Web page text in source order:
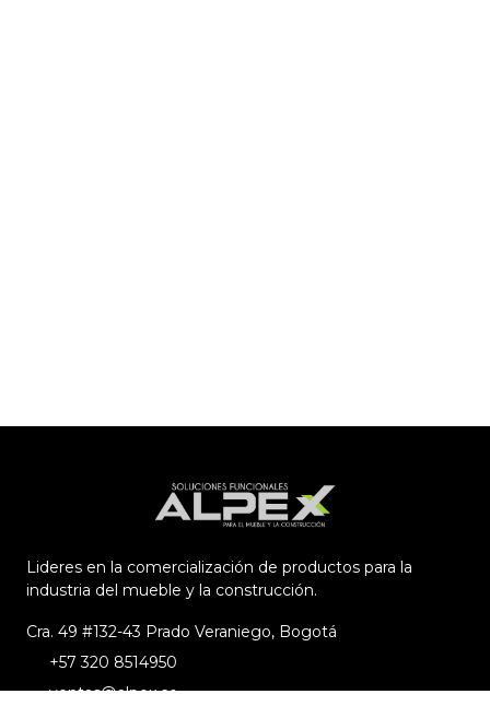
Lideres en la comercialización de productos para la
industria del mueble y la construcción.
Cra. 49 #132-43 Prado Veraniego, Bogotá
+57 320 8514950
ventas@alpex.co